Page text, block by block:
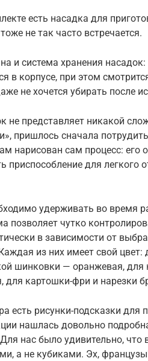
есть насадка для
не так часто встречается.
и система хранения
в корпусе, при этом
не хочется убирать после
не представляет никакой
пришлось сначала
нарисован сам процесс: его
приспособление для легкого
удерживать во время
позволяет чутко
в зависимости от
из них имеет свой
шинковки — оранжевая, для
для картошки-фри и нарезки
есть рисунки-подсказки
нашлась довольно
нас было удивительно, что
а не кубиками. Эх,